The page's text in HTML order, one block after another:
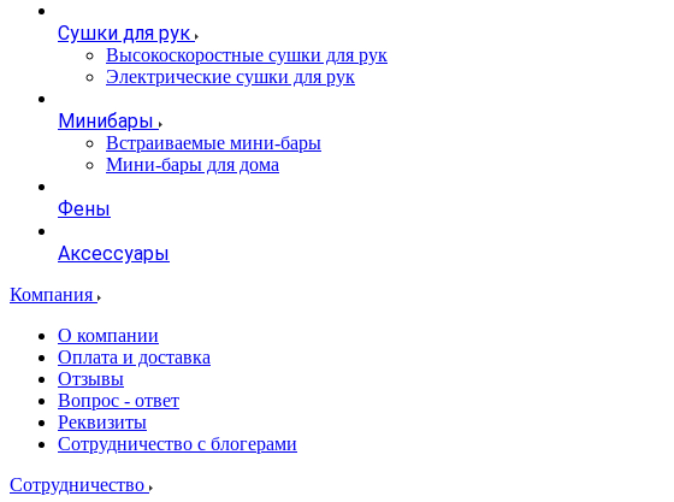
Сушки для рук
Высокоскоростные сушки для рук
Электрические сушки для рук
Минибары
Встраиваемые мини-бары
Мини-бары для дома
Фены
Аксессуары
Компания
О компании
Оплата и доставка
Отзывы
Вопрос - ответ
Реквизиты
Сотрудничество с блогерами
Сотрудничество